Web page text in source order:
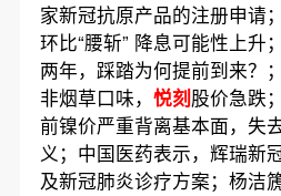
家新冠抗原产品的注册申请
环比“腰斩” 降息可能性上升
两年，踩踏为何提前到来？
非烟草口味， 悦刻股价急跌
前镍价严重背离基本面，失
义；中国医药表示，辉瑞新
及新冠肺炎诊疗方案；杨